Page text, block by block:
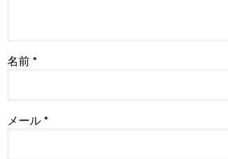
名前 *
メール *